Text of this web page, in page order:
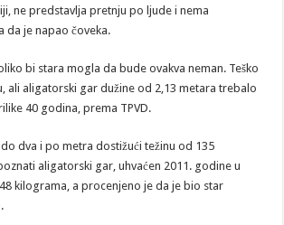
ne predstavlja pretnju po ljude i nema
da je napao čoveka.
bi stara mogla da bude ovakva neman. Teško
ali aligatorski gar dužine od 2,13 metara trebalo
40 godina, prema TPVD.
dva i po metra dostižući težinu od 135
aligatorski gar, uhvaćen 2011. godine u
kilograma, a procenjeno je da je bio star